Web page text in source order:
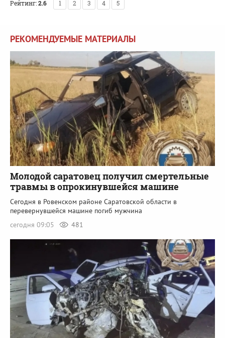
Рейтинг:2.6 1 2 3 4 5
РЕКОМЕНДУЕМЫЕ МАТЕРИАЛЫ
Молодой саратовец получил смертельные
травмы в опрокинувшейся машине
Сегодня в Ровенском районе Саратовской области в
перевернувшейся машине погиб мужчина
сегодня 09:05
481